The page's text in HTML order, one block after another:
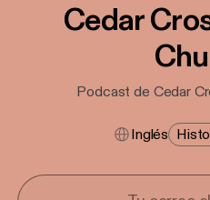
Cedar
Podcast de Cedar
Inglés